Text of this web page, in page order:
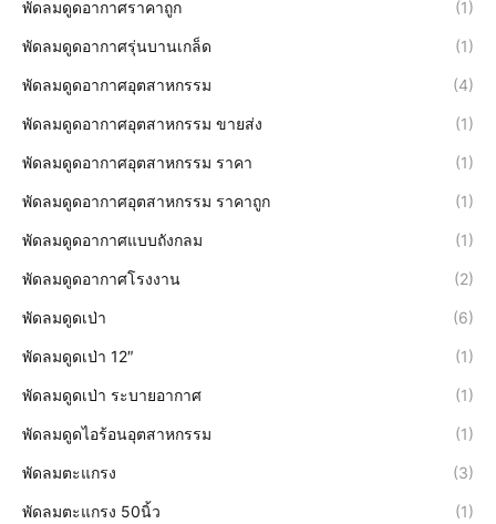
พัดลมดูดอากาศราคาถูก (1)
พัดลมดูดอากาศรุ่นบานเกล็ด (1)
พัดลมดูดอากาศอุตสาหกรรม (4)
พัดลมดูดอากาศอุตสาหกรรม ขายส่ง (1)
พัดลมดูดอากาศอุตสาหกรรม ราคา (1)
พัดลมดูดอากาศอุตสาหกรรม ราคาถูก (1)
พัดลมดูดอากาศแบบถังกลม (1)
พัดลมดูดอากาศโรงงาน (2)
พัดลมดูดเป่า (6)
พัดลมดูดเป่า 12″ (1)
พัดลมดูดเป่า ระบายอากาศ (1)
พัดลมดูดไอร้อนอุตสาหกรรม (1)
พัดลมตะแกรง (3)
พัดลมตะแกรง 50นิ้ว (1)